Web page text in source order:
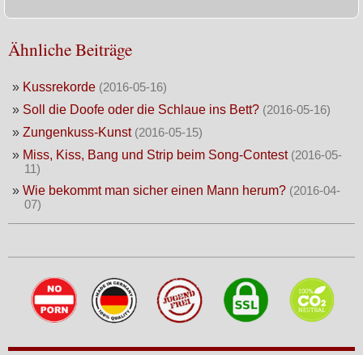
Ähnliche Beiträge
» Kussrekorde (2016-05-16)
» Soll die Doofe oder die Schlaue ins Bett? (2016-05-16)
» Zungenkuss-Kunst (2016-05-15)
» Miss, Kiss, Bang und Strip beim Song-Contest (2016-05-
11)
» Wie bekommt man sicher einen Mann herum? (2016-04-
07)